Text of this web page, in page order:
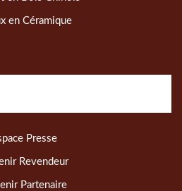
en Céramique
Presse
Revendeur
Partenaire